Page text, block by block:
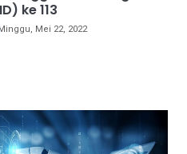
ke 113
Mei 22, 2022